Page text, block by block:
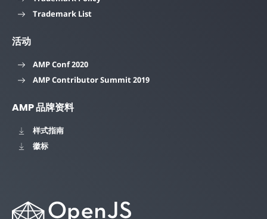
Trademark List
活动
AMP Conf 2020
AMP Contributor Summit 2019
AMP 品牌资料
样式指南
徽标